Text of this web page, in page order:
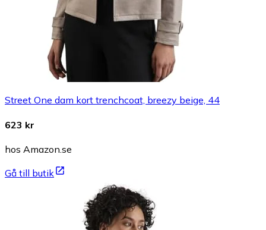
Street One dam kort trenchcoat, breezy beige, 44
623 kr
hos Amazon.se
Gå till butik